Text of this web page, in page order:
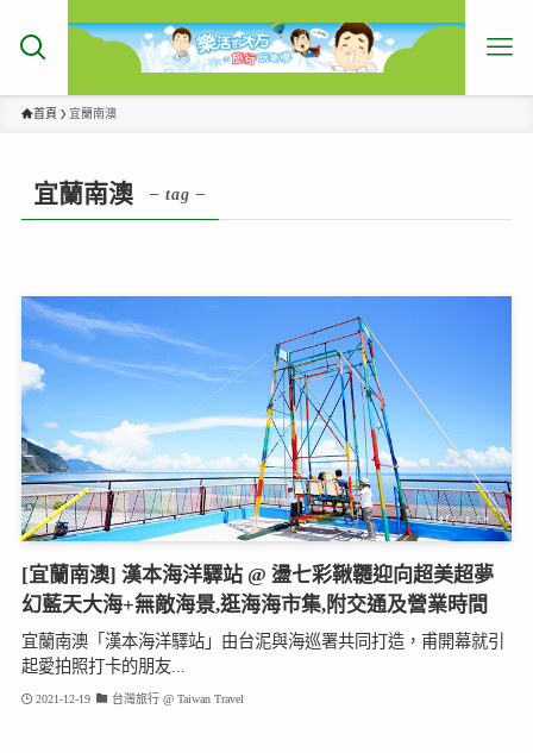
首頁 宜蘭南澳
宜蘭南澳 – tag –
[宜蘭南澳] 漢本海洋驛站 @ 盪七彩鞦韆迎向超美超夢
幻藍天大海+無敵海景,逛海海市集,附交通及營業時間
宜蘭南澳「漢本海洋驛站」由台泥與海巡署共同打造，甫開幕就引
起愛拍照打卡的朋友...
2021-12-19 台灣旅行 @ Taiwan Travel